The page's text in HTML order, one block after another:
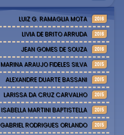
LUIZ G. RAMAGLIA MOTA 2016
LIVIA DE BRITO ARRUDA 2016
JEAN GOMES DE SOUZA 2016
MARINA ARAUJO FIDELES SILVA 2015
ALEXANDRE DUARTE BASSANI 2015
LARISSA DA CRUZ CARVALHO 2015
ISABELLA MARTINI BAPTISTELLA 2015
GABRIEL RODRIGUES ORLANDO 2015